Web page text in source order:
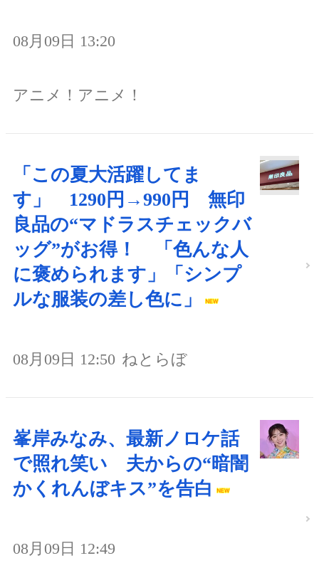
08月09日 13:20
アニメ！アニメ！
「この夏大活躍してま
す」 1290円→990円 無印
良品の“マドラスチェックバ
ッグ”がお得！ 「色んな人
に褒められます」「シンプ
ルな服装の差し色に」
08月09日 12:50 ねとらぼ
峯岸みなみ、最新ノロケ話
で照れ笑い 夫からの“暗闇
かくれんぼキス”を告白
08月09日 12:49